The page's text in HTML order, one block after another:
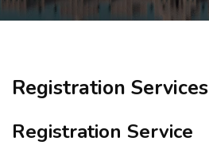
Academic
Research
Registration Services
Registration Service